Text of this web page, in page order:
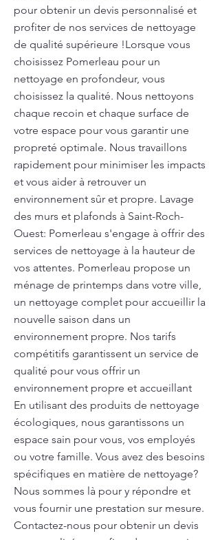
pour obtenir un devis personnalisé et
profiter de nos services de nettoyage
de qualité supérieure !Lorsque vous
choisissez Pomerleau pour un
nettoyage en profondeur, vous
choisissez la qualité. Nous nettoyons
chaque recoin et chaque surface de
votre espace pour vous garantir une
propreté optimale. Nous travaillons
rapidement pour minimiser les impacts
et vous aider à retrouver un
environnement sûr et propre. Lavage
des murs et plafonds à Saint-Roch-
Ouest: Pomerleau s'engage à offrir des
services de nettoyage à la hauteur de
vos attentes. Pomerleau propose un
ménage de printemps dans votre ville,
un nettoyage complet pour accueillir la
nouvelle saison dans un
environnement propre. Nos tarifs
compétitifs garantissent un service de
qualité pour vous offrir un
environnement propre et accueillant
En utilisant des produits de nettoyage
écologiques, nous garantissons un
espace sain pour vous, vos employés
ou votre famille. Vous avez des besoins
spécifiques en matière de nettoyage?
Nous sommes là pour y répondre et
vous fournir une prestation sur mesure.
Contactez-nous pour obtenir un devis